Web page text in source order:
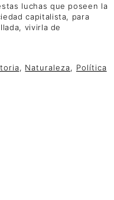
luchas que poseen la
capitalista, para
vivirla de
, Naturaleza, Política